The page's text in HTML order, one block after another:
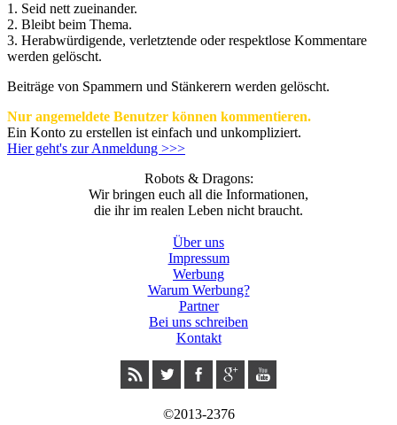
1. Seid nett zueinander.
2. Bleibt beim Thema.
3. Herabwürdigende, verletztende oder respektlose Kommentare
werden gelöscht.
Beiträge von Spammern und Stänkerern werden gelöscht.
Nur angemeldete Benutzer können kommentieren.
Ein Konto zu erstellen ist einfach und unkompliziert.
Hier geht's zur Anmeldung >>>
Robots & Dragons:
Wir bringen euch all die Informationen,
die ihr im realen Leben nicht braucht.
Über uns
Impressum
Werbung
Warum Werbung?
Partner
Bei uns schreiben
Kontakt
©2013-2376